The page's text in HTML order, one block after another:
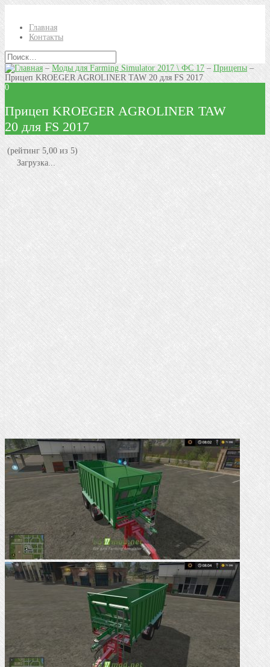
Главная
Контакты
–Моды для Farming Simulator 2017 \ ФС 17– Прицепы –
Прицеп KROEGER AGROLINER TAW 20 для FS 2017
0
Прицеп KROEGER AGROLINER TAW
20 для FS 2017
(рейтинг 5,00 из 5)
Загрузка...